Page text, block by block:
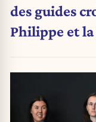
des guides croisent par hasard le roi
Philippe et